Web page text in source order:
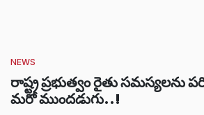
NEWS
రాష్ట్ర ప్రభుత్వం రైతు సమస్యలను
మరో ముందడుగు..!